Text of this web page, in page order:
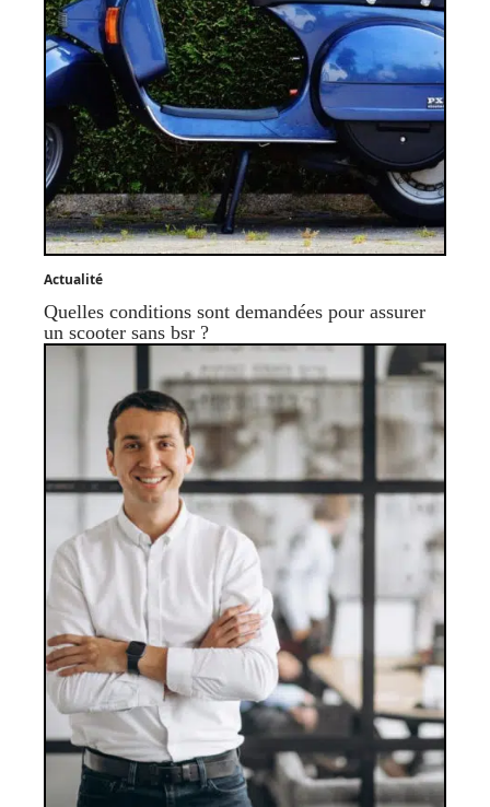
Actualité
Quelles conditions sont demandées pour assurer
un scooter sans bsr ?